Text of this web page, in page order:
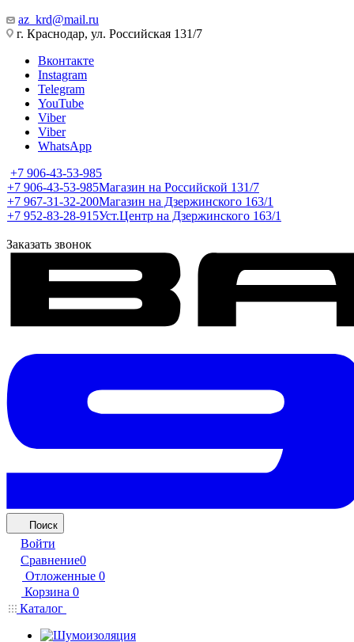
az_krd@mail.ru
г. Краснодар, ул. Российская 131/7
Вконтакте
Instagram
Telegram
YouTube
Viber
Viber
WhatsApp
+7 906-43-53-985
+7 906-43-53-985Магазин на Российской 131/7
+7 967-31-32-200Магазин на Дзержинского 163/1
+7 952-83-28-915Уст.Центр на Дзержинского 163/1
Заказать звонок
Поиск
Войти
Сравнение0
Отложенные 0
Корзина 0
Каталог